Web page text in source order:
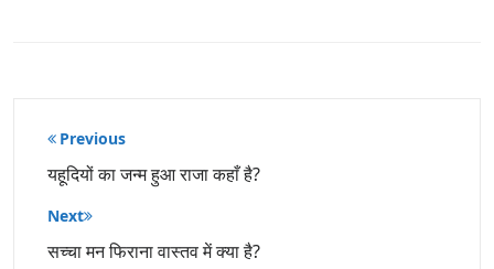
पोस्ट
नेविगेशन
Previous
यहूदियों का जन्म हुआ राजा कहाँ है?
Next
सच्चा मन फिराना वास्तव में क्या है?